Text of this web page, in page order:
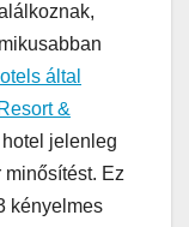
által
&
jelenleg
Ez
kényelmes